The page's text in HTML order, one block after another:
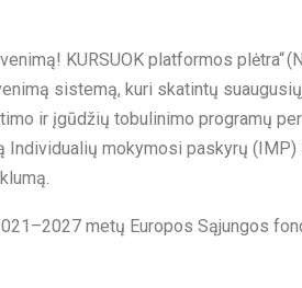
KURSUOK platformos plėtra“
sistemą, kuri skatintų
ir įgūdžių tobulinimo programų
Individualių mokymosi paskyrų
metų Europos Sąjungos